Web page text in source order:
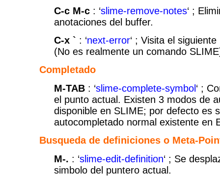
C-c M-c : ‘slime-remove-notes‘ ;
anotaciones del buffer.
C-x ` : ‘next-error‘ ; Visita el
(No es realmente un comando
Completado
M-TAB : ‘slime-complete-symbol ‘ ;
el punto actual. Existen 3 modos de
disponible en SLIME; por defecto es
autocompletado normal existente en
Busqueda de definiciones o Meta-
M-. : ‘slime-edit-definition‘ ; Se
simbolo del puntero actual.